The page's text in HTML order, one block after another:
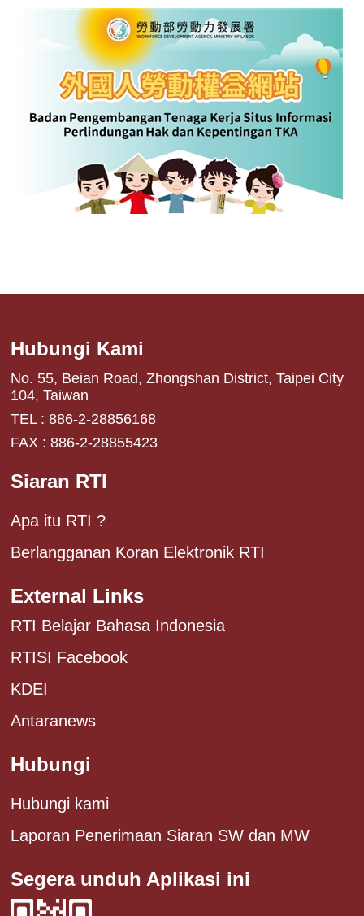
Hubungi Kami
No. 55, Beian Road, Zhongshan District, Taipei City
104, Taiwan
TEL : 886-2-28856168
FAX : 886-2-28855423
Siaran RTI
Apa itu RTI ?
Berlangganan Koran Elektronik RTI
External Links
RTI Belajar Bahasa Indonesia
RTISI Facebook
KDEI
Antaranews
Hubungi
Hubungi kami
Laporan Penerimaan Siaran SW dan MW
Segera unduh Aplikasi ini